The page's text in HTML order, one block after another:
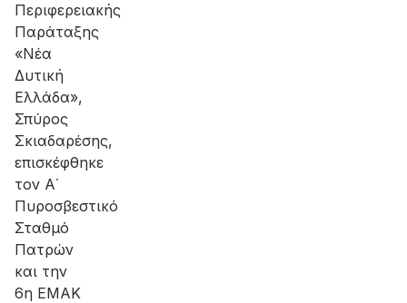
Περιφερειακής
Παράταξης
«Νέα
Δυτική
Ελλάδα»,
Σπύρος
Σκιαδαρέσης,
επισκέφθηκε
τον Α΄
Πυροσβεστικό
Σταθμό
Πατρών
και την
6η ΕΜΑΚ